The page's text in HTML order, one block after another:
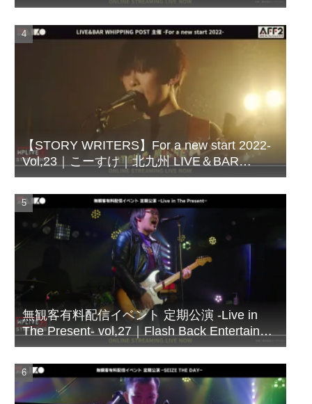
シズビシャス｜北九州 LIVE＆BAR
WHIPPING POST
【STORY WRITERS】For a new start 2022-
Vol,23｜こーすけ｜北九州 LIVE＆BAR
WHIPPING POST
無観客有料配信イベント 定期公演 -Live in
The Present- vol,27｜Flash Back Entertainer
シズビシャス｜北九州 LIVE＆BAR
WHIPPING POST